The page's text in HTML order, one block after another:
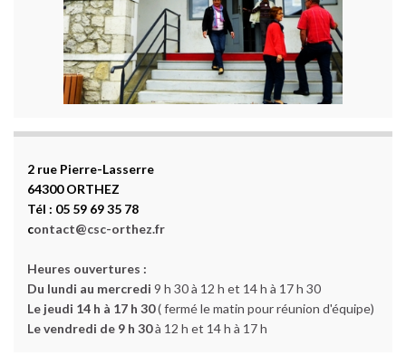
2 rue Pierre-Lasserre
64300 ORTHEZ
Tél : 05 59 69 35 78
contact@csc-orthez.fr
Heures ouvertures :
Du lundi au mercredi 9 h 30 à 12 h et 14 h à 17 h 30
Le jeudi 14 h à 17 h 30( fermé le matin pour réunion d'équipe)
Le vendredi de 9 h 30à 12 h et 14 h à 17 h